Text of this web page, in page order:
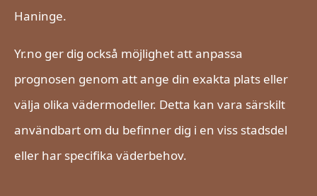
Haninge.
Yr.no ger dig också möjlighet att anpassa
prognosen genom att ange din exakta plats eller
välja olika vädermodeller. Detta kan vara särskilt
användbart om du befinner dig i en viss stadsdel
eller har specifika väderbehov.